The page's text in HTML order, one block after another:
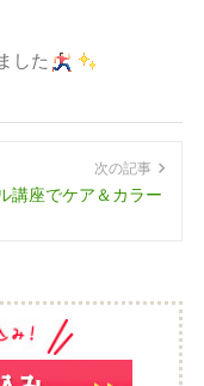
した
次の記事
講座でケア＆カラー